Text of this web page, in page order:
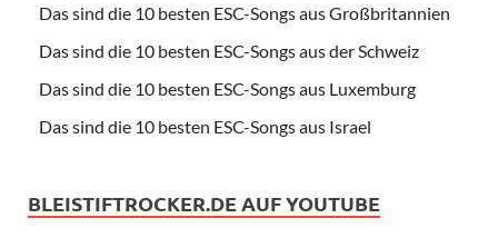
Das sind die 10 besten ESC-Songs aus Großbritannien
Das sind die 10 besten ESC-Songs aus der Schweiz
Das sind die 10 besten ESC-Songs aus Luxemburg
Das sind die 10 besten ESC-Songs aus Israel
BLEISTIFTROCKER.DE AUF YOUTUBE